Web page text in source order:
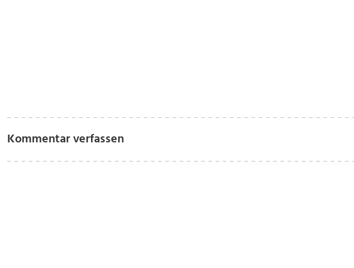
Kommentar verfassen